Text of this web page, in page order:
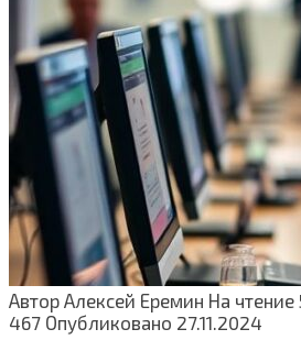
Автор Алексей Еремин На чтение
467 Опубликовано 27.11.2024